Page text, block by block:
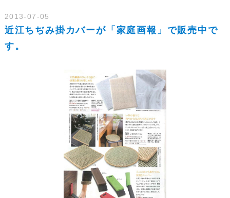
2013-07-05
近江ちぢみ掛カバーが「家庭画報」で販売中で
す。